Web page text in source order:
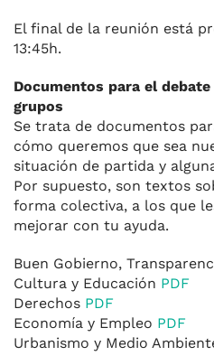
El final de la reunión está
13:45h.
Documentos para el
grupos
Se trata de documentos
cómo queremos que sea
situación de partida y
Por supuesto, son textos
forma colectiva, a los que
mejorar con tu ayuda.
Buen Gobierno,
Cultura y Educación PDF
Derechos PDF
Economía y Empleo PDF
Urbanismo y Medio